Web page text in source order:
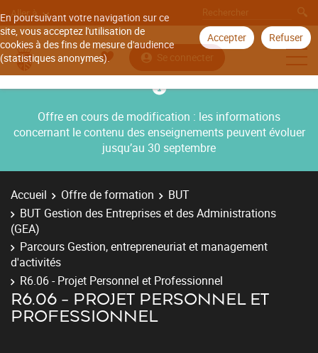
En poursuivant votre navigation sur ce
site, vous acceptez l'utilisation de
cookies à des fins de mesure d'audience
(statistiques anonymes).
Accepter Refuser
Aller à
Se connecter
Offre en cours de modification : les informations
concernant le contenu des enseignements peuvent évoluer
jusqu’au 30 septembre
Accueil Offre de formation
BUT
BUT Gestion des Entreprises et des Administrations
(GEA)
Parcours Gestion, entrepreneuriat et management
d'activités
R6.06 - Projet Personnel et Professionnel
R6.06 - PROJET PERSONNEL ET
PROFESSIONNEL